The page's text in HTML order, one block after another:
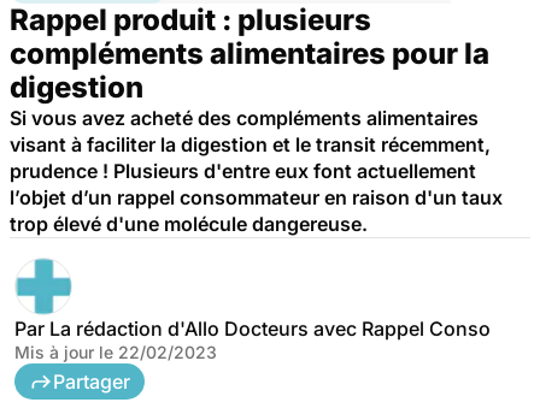
Rappel produit : plusieurs
compléments alimentaires pour la
digestion
Si vous avez acheté des compléments alimentaires
visant à faciliter la digestion et le transit récemment,
prudence ! Plusieurs d'entre eux font actuellement
l’objet d’un rappel consommateur en raison d'un taux
trop élevé d'une molécule dangereuse.
Par La rédaction d'Allo Docteurs avec Rappel Conso
Mis à jour le 22/02/2023
Partager